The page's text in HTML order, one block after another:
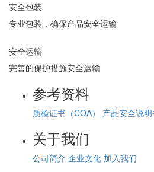
安全包装
专业包装，确保产品安全运输
安全运输
完善的保护措施安全运输
参考资料
质检证书（COA） 产品安全说明
关于我们
公司简介 企业文化 加入我们